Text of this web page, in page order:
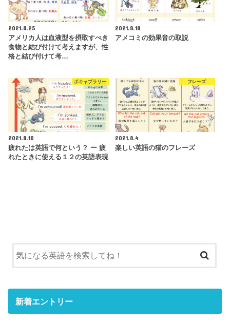
2021.8.25
アメリカ人は血液型を摂取すべき
食物と結び付けて考えますが、性
格と結び付けて考…
2021.8.18
アメコミの効果音の取説
ボキャブラリー
2021.8.10
疲れたは英語で何という？ ー 疲
れたときに使える１２の英語表現
フレーズ
2021.8.4
楽しい英語の猫のフレーズ
新着エントリー